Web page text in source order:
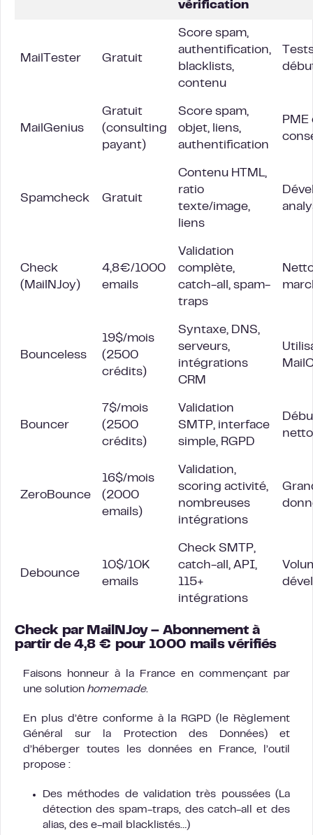
vérification
MailTester Gratuit
Score spam,
authentification,
blacklists,
contenu
MailGenius
Gratuit
(consulting
payant)
Score spam,
objet, liens,
authentification
Spamcheck Gratuit
Contenu HTML,
ratio
texte/image,
liens
Check
(MailNJoy)
4,8€/1000
emails
Validation
complète,
catch-all, spam-
traps
Bounceless
19$/mois
(2500
crédits)
Syntaxe, DNS,
serveurs,
intégrations
CRM
Bouncer
7$/mois
(2500
crédits)
Validation
SMTP, interface
simple, RGPD
ZeroBounce
16$/mois
(2000
emails)
Validation,
scoring activité,
nombreuses
intégrations
Debounce
10$/10K
emails
Check SMTP,
catch-all, API,
115+
intégrations
Check par MailNJoy– Abonnement à
partir de 4,8 € pour 1000 mails vérifiés
Faisons honneur à la France en commençant par
une solution homemade.
En plus d’être conforme à la RGPD (le Règlement
Général sur la Protection des Données) et
d’héberger toutes les données en France, l’outil
propose :
Des méthodes de validation très poussées (La
détection des spam-traps, des catch-all et des
alias, des e-mail blacklistés…)